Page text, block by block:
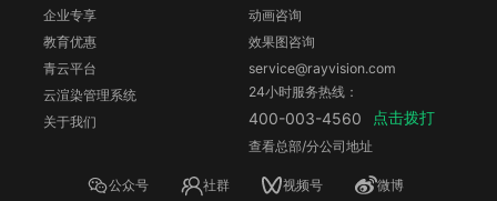
企业专享
教育优惠
青云平台
云渲染管理系统
关于我们
动画咨询
效果图咨询
service@rayvision.com
24小时服务热线：
400-003-4560 点击拨打
查看总部/分公司地址
公众号 社群 视频号
微博